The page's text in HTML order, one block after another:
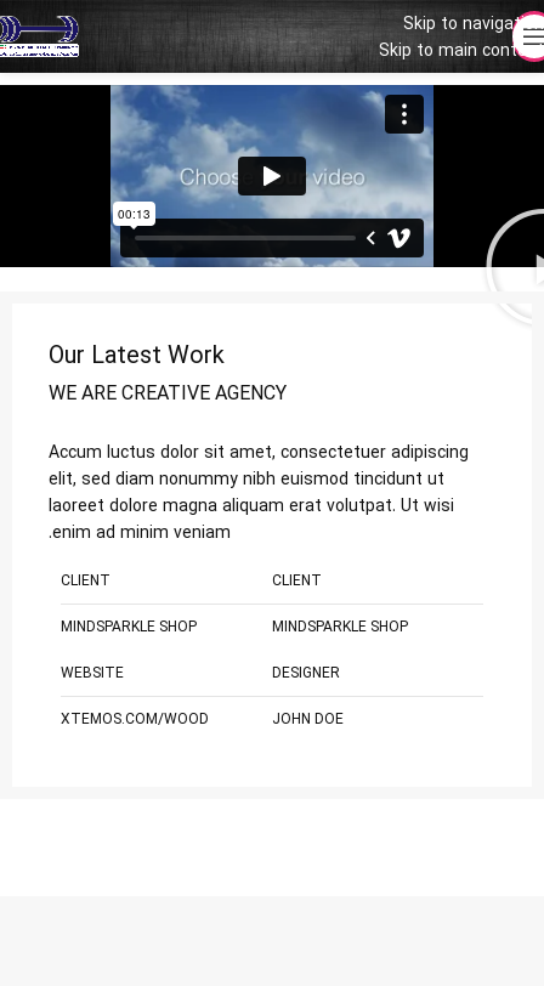
Skip to navigation
Skip to main content
Our Latest Work
WE ARE CREATIVE AGENCY
Accum luctus dolor sit amet, consectetuer adipiscing
elit, sed diam nonummy nibh euismod tincidunt ut
laoreet dolore magna aliquam erat volutpat. Ut wisi
enim ad minim veniam.
CLIENT
MINDSPARKLE SHOP
CLIENT
MINDSPARKLE SHOP
DESIGNER
JOHN DOE
WEBSITE
XTEMOS.COM/WOOD